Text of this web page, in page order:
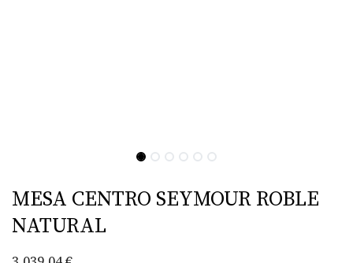
MESA CENTRO SEYMOUR ROBLE
NATURAL